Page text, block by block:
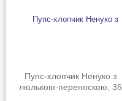
Пупс-хлопчик Ненуко з
люлькою-переноскою, 35